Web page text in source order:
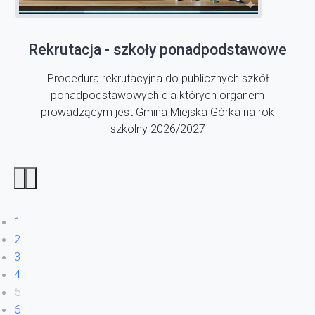
Rekrutacja - szkoły ponadpodstawowe
Procedura rekrutacyjna do publicznych szkół
ponadpodstawowych dla których organem
prowadzącym jest Gmina Miejska Górka na rok
szkolny 2026/2027
1
2
3
4
5
6